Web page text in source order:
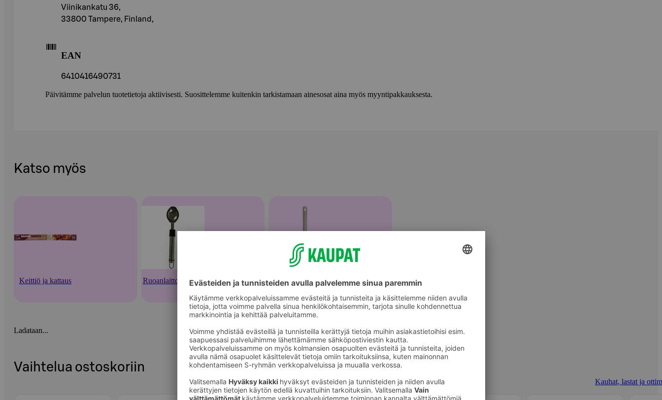
Viinikankatu 36,
33800 Tampere, Finland,
EAN
6410416490731
Päivitämme palvelun tuotetietoja aktiivisesti. Suosittelemme kuitenkin tarkistamaan ainesosat aina myös myyntipakkauksesta.
Katso myös
Keittiö ja kattaus Ruoanlaittovälineet Kauhat, lastat ja ottimet
Ladataan...
Vaihtelua ostoskoriin
Kauhat, lastat ja